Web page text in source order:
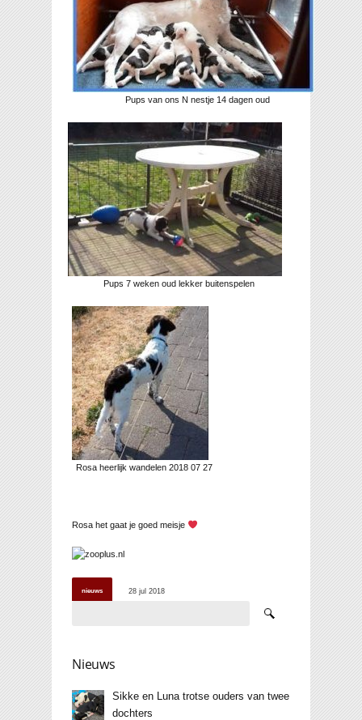
Pups van ons N nestje 14 dagen oud
Pups 7 weken oud lekker buitenspelen
Rosa heerlijk wandelen 2018 07 27
Rosa het gaat je goed meisje
nieuws 28 jul 2018
Nieuws
Sikke en Luna trotse ouders van twee
dochters